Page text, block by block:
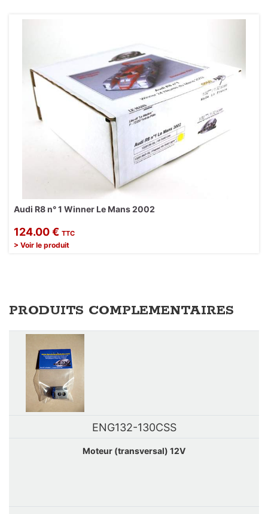
Audi R8 n° 1 Winner Le Mans 2002
124.00 € TTC
> Voir le produit
PRODUITS COMPLEMENTAIRES
ENG132-130CSS
Moteur (transversal) 12V